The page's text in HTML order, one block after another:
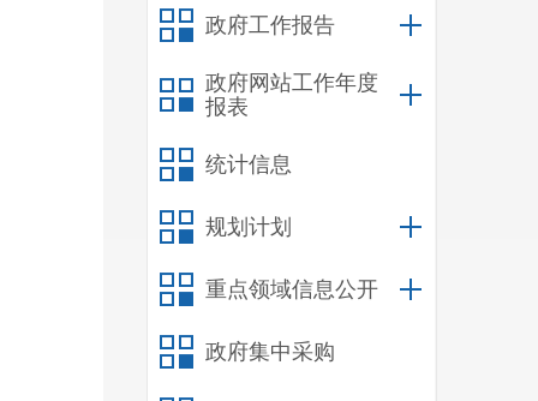
政府工作报告
政府网站工作年度
报表
统计信息
规划计划
重点领域信息公开
政府集中采购